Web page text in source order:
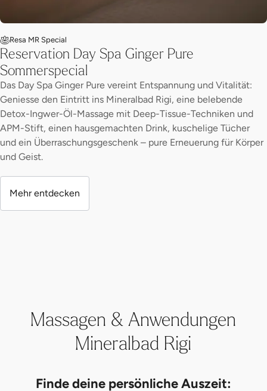
Resa MR Special
Reservation Day Spa Ginger Pure
Sommerspecial
Das Day Spa Ginger Pure vereint Entspannung und Vitalität:
Geniesse den Eintritt ins Mineralbad Rigi, eine belebende
Detox-Ingwer-Öl-Massage mit Deep-Tissue-Techniken und
APM-Stift, einen hausgemachten Drink, kuschelige Tücher
und ein Überraschungsgeschenk – pure Erneuerung für Körper
und Geist.
Mehr entdecken
Massagen & Anwendungen
Mineralbad Rigi
Finde deine persönliche Auszeit: